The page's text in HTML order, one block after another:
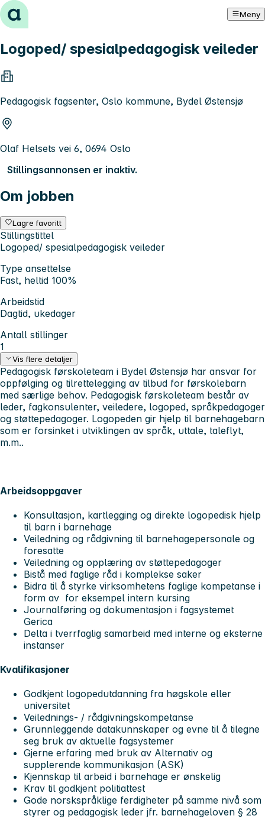
Hopp til innhold Meny
Logoped/ spesialpedagogisk veileder
Pedagogisk fagsenter, Oslo kommune, Bydel Østensjø
Olaf Helsets vei 6, 0694 Oslo
Stillingsannonsen er inaktiv.
Om jobben
Lagre favoritt
Stillingstittel
Logoped/ spesialpedagogisk veileder
Type ansettelse
Fast, heltid 100%
Arbeidstid
Dagtid, ukedager
Antall stillinger
1
Vis flere detaljer
Pedagogisk førskoleteam i Bydel Østensjø har ansvar for
oppfølging og tilrettelegging av tilbud for førskolebarn
med særlige behov. Pedagogisk førskoleteam består av
leder, fagkonsulenter, veiledere, logoped, språkpedagoger
og støttepedagoger. Logopeden gir hjelp til barnehagebarn
som er forsinket i utviklingen av språk, uttale, taleflyt,
m.m..
Arbeidsoppgaver
Konsultasjon, kartlegging og direkte logopedisk hjelp
til barn i barnehage
Veiledning og rådgivning til barnehagepersonale og
foresatte
Veiledning og opplæring av støttepedagoger
Bistå med faglige råd i komplekse saker
Bidra til å styrke virksomhetens faglige kompetanse i
form av for eksempel intern kursing
Journalføring og dokumentasjon i fagsystemet
Gerica
Delta i tverrfaglig samarbeid med interne og eksterne
instanser
Kvalifikasjoner
Godkjent logopedutdanning fra høgskole eller
universitet
Veilednings- / rådgivningskompetanse
Grunnleggende datakunnskaper og evne til å tilegne
seg bruk av aktuelle fagsystemer
Gjerne erfaring med bruk av Alternativ og
supplerende kommunikasjon (ASK)
Kjennskap til arbeid i barnehage er ønskelig
Krav til godkjent politiattest
Gode norskspråklige ferdigheter på samme nivå som
styrer og pedagogisk leder jfr. barnehageloven § 28